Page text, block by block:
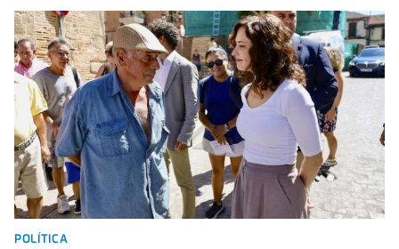
POLÍTICA